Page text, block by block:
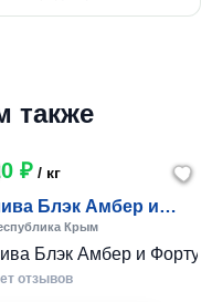
также
кг. Цена 80-200 руб
₽/ кг
Блэк Амбер и
(Крым)
Крым
Блэк Амбер и
отзывов